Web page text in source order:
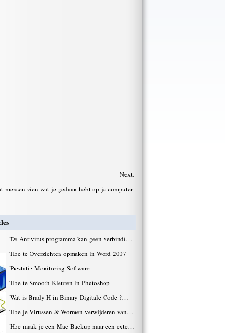
Next:
mensen zien wat je gedaan hebt op je computer
·De Antivirus-programma kan geen verbindi…
·Hoe te Overzichten opmaken in Word 2007
·Prestatie Monitoring Software
·Hoe te Smooth Kleuren in Photoshop
·Wat is Brady H in Binary Digitale Code ?…
·Hoe je Virussen & Wormen verwijderen van…
·Hoe maak je een Mac Backup naar een exte…